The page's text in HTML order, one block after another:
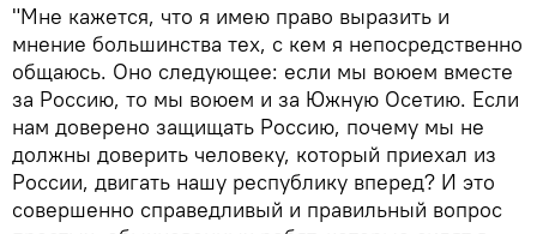
"Мне кажется, что я имею право выразить и
мнение большинства тех, с кем я непосредственно
общаюсь. Оно следующее: если мы воюем вместе
за Россию, то мы воюем и за Южную Осетию. Если
нам доверено защищать Россию, почему мы не
должны доверить человеку, который приехал из
России, двигать нашу республику вперед? И это
совершенно справедливый и правильный вопрос